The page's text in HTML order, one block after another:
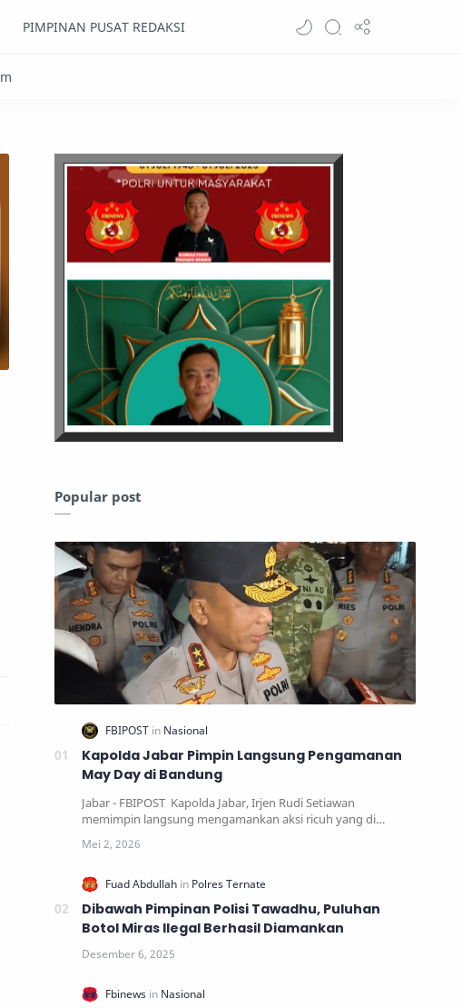
PIMPINAN PUSAT REDAKSI
Popular post
Kapolda Jabar Pimpin Langsung Pengamanan
May Day di Bandung
Jabar - FBIPOST Kapolda Jabar, Irjen Rudi Setiawan
memimpin langsung mengamankan aksi ricuh yang di…
Dibawah Pimpinan Polisi Tawadhu, Puluhan
Botol Miras Ilegal Berhasil Diamankan